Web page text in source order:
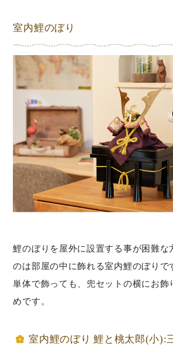
室内鯉のぼり
鯉のぼりを屋外に設置する事が困難な
のは部屋の中に飾れる室内鯉のぼりで
単体で飾っても、兜セットの横にお飾
めです。
室内鯉のぼり 鯉と桃太郎(小):